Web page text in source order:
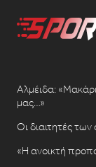
Αλμέιδα:
μας…»
Οι διαιτητές
«Η ανοικτή